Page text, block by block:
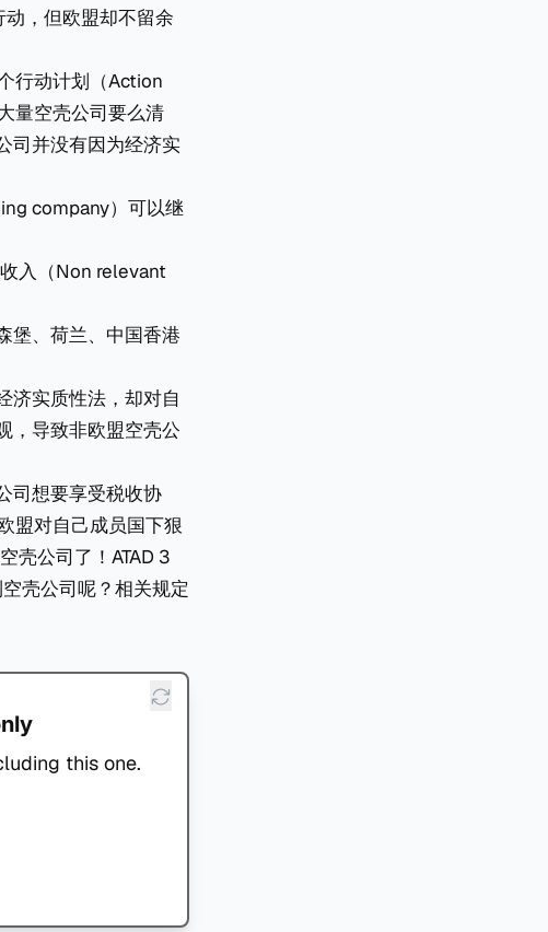
，但欧盟却不留余
行动计划（Action
量空壳公司要么清
司并没有因为经济实
company）可以继
入（Non relevant
堡、荷兰、中国香港
济实质性法，却对自
，导致非欧盟空壳公
司想要享受税收协
盟对自己成员国下狠
壳公司了！ATAD 3
壳公司呢？相关规定
this one.